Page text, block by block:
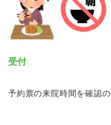
受付
予約票の来院時間を確認